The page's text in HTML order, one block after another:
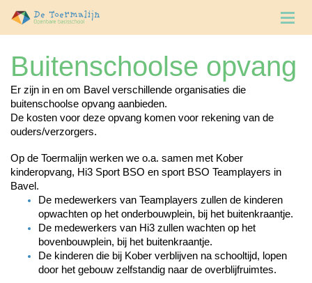
Buitenschoolse opvang
Er zijn in en om Bavel verschillende organisaties die
buitenschoolse opvang aanbieden.
De kosten voor deze opvang komen voor rekening van de
ouders/verzorgers.
Op de Toermalijn werken we o.a. samen met Kober
kinderopvang, Hi3 Sport BSO en sport BSO Teamplayers in
Bavel.
​De medewerkers van Teamplayers zullen de kinderen
opwachten op het onderbouwplein, bij het buitenkraantje.
De medewerkers van Hi3 zullen wachten op het
bovenbouwplein, bij het buitenkraantje.
De kinderen die bij Kober verblijven na schooltijd, lopen
door het gebouw zelfstandig naar de overblijfruimtes.